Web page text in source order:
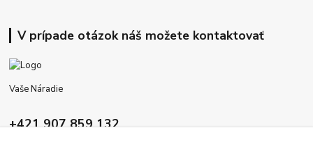
V prípade otázok náš možete kontaktovať
Vaše Náradie
+421 907 859 132